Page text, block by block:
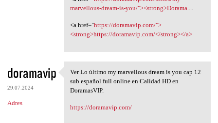
marvellous-dream-is-you/"><strong>Dorama....
<a href="https://doramavip.com/">
<strong>https://doramavip.com/</strong></a>
doramavip
29.07.2024
Adres
Ver Lo último my marvellous
Ver Lo último my marvellous dream is you cap 12
sub español full online en Calidad HD en
DoramasVIP.
https://doramavip.com/